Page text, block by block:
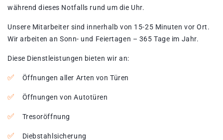
während dieses Notfalls rund um die Uhr.
Unsere Mitarbeiter sind innerhalb von 15-25 Minuten vor Ort.
Wir arbeiten an Sonn- und Feiertagen – 365 Tage im Jahr.
Diese Dienstleistungen bieten wir an:
Öffnungen aller Arten von Türen
Öffnungen von Autotüren
Tresoröffnung
Diebstahlsicherung